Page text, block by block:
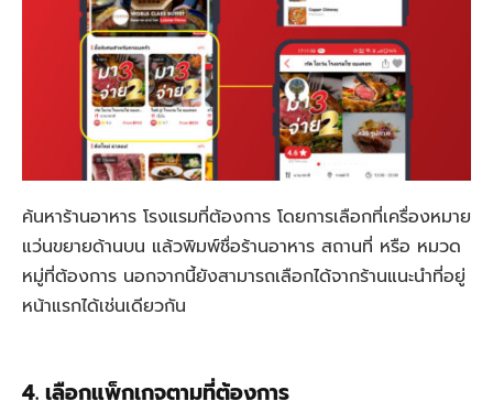
ค้นหาร้านอาหาร โรงแรมที่ต้องการ โดยการเลือกที่เครื่องหมาย
แว่นขยายด้านบน แล้วพิมพ์ชื่อร้านอาหาร สถานที่ หรือ หมวด
หมู่ที่ต้องการ นอกจากนี้ยังสามารถเลือกได้จากร้านแนะนำที่อยู่
หน้าแรกได้เช่นเดียวกัน
4. เลือกแพ็กเกจตามที่ต้องการ